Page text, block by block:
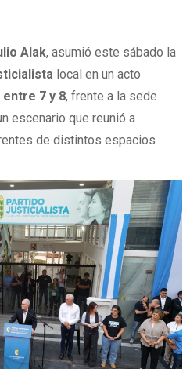
Alak, asumió este sábado la
local en un acto
entre 7 y 8, frente a la sede
escenario que reunió a
de distintos espacios